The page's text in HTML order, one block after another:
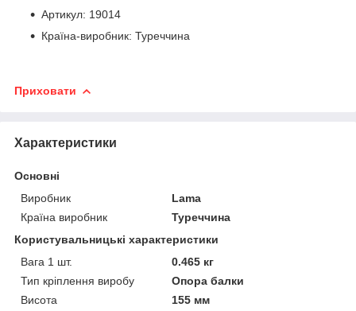
Артикул: 19014
Країна-виробник: Туреччина
Приховати
Характеристики
Основні
Виробник
Lama
Країна виробник
Туреччина
Користувальницькі характеристики
Вага 1 шт.
0.465 кг
Тип кріплення виробу
Опора балки
Висота
155 мм